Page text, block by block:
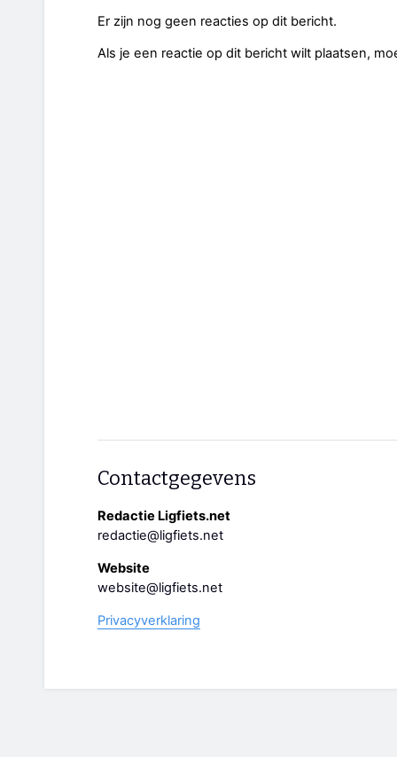
Er zijn nog geen reacties op dit bericht.
Als je een reactie op dit bericht wilt plaatsen,
Contactgegevens
Redactie Ligfiets.net
redactie@ligfiets.net
Website
website@ligfiets.net
Privacyverklaring